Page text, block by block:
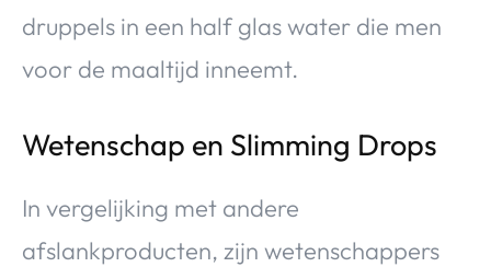
druppels in een half glas water die men
voor de maaltijd inneemt.
Wetenschap en Slimming Drops
In vergelijking met andere
afslankproducten, zijn wetenschappers